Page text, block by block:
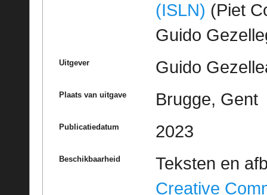
(ISLN) (Piet
Guido
Uitgever Guido
Plaats van uitgave Brugge, Gent
Publicatiedatum 2023
Beschikbaarheid
Teksten en
Creative